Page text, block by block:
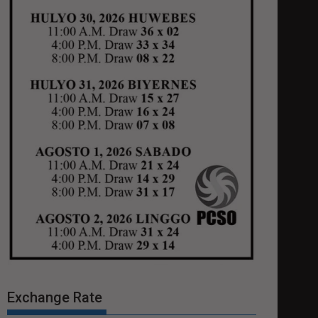
Exchange Rate